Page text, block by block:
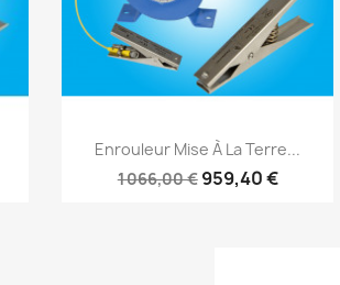
Aperçu rapide
Enrouleur Mise À La Terre...
1 066,00 € 959,40 €